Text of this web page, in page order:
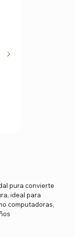
pura convierte
ideal para
computadoras,